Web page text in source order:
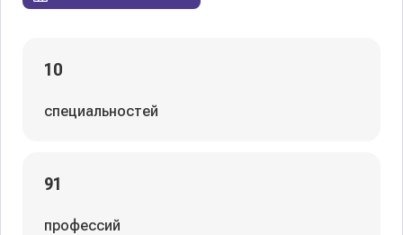
10
специальностей
91
профессий